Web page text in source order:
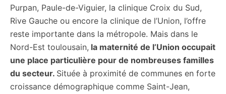
Purpan, Paule-de-Viguier, la clinique Croix du Sud,
Rive Gauche ou encore la clinique de l’Union, l’offre
reste importante dans la métropole. Mais dans le
Nord-Est toulousain, la maternité de l’Union occupait
une place particulière pour de nombreuses familles
du secteur. Située à proximité de communes en forte
croissance démographique comme Saint-Jean,